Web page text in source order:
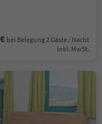
bei Belegung 2 Gäste / Nacht
Inkl. MwSt.